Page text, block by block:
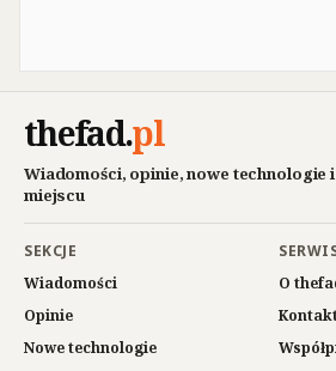
thefad.pl
Wiadomości, opinie, nowe technologie
miejscu
SEKCJE
Wiadomości
Opinie
Nowe technologie
O